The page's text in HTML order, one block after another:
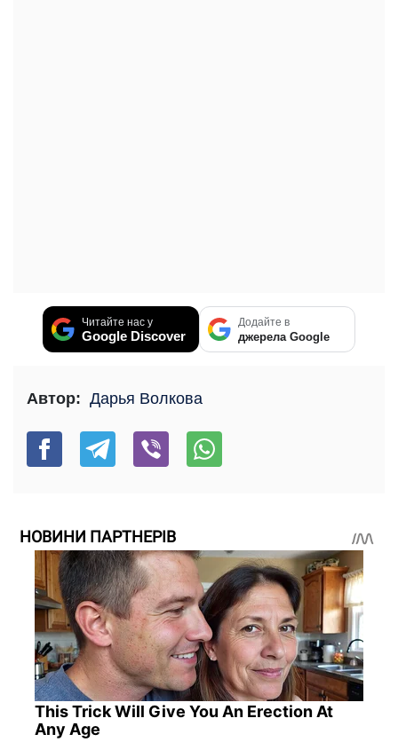
Читайте нас у
Google Discover
Додайте в
джерела Google
Автор: Дарья Волкова
НОВИНИ ПАРТНЕРІВ
This Trick Will Give You An Erection At
Any Age